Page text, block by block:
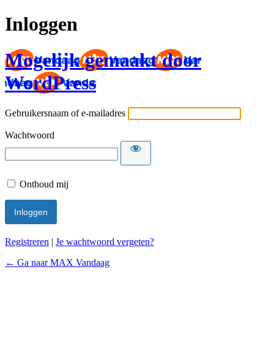
Inloggen
Mogelijk gemaakt door
WordPress
Gebruikersnaam of e-mailadres
Wachtwoord
Onthoud mij
Registreren | Je wachtwoord vergeten?
← Ga naar MAX Vandaag